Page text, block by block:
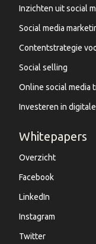
Inzichten uit social
Social media
Contentstrategie
Social selling
Online social media
Investeren in
Whitepapers
Overzicht
Facebook
LinkedIn
Instagram
Twitter